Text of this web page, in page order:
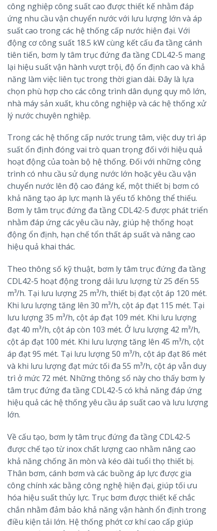
công nghiệp công suất cao được thiết kế nhằm đáp
ứng nhu cầu vận chuyển nước với lưu lượng lớn và áp
suất cao trong các hệ thống cấp nước hiện đại. Với
động cơ công suất 18.5 kW cùng kết cấu đa tầng cánh
tiên tiến, bơm ly tâm trục đứng đa tầng CDL42-5 mang
lại hiệu suất vận hành vượt trội, độ ổn định cao và khả
năng làm việc liên tục trong thời gian dài. Đây là lựa
chọn phù hợp cho các công trình dân dụng quy mô lớn,
nhà máy sản xuất, khu công nghiệp và các hệ thống xử
lý nước chuyên nghiệp.
Trong các hệ thống cấp nước trung tâm, việc duy trì áp
suất ổn định đóng vai trò quan trọng đối với hiệu quả
hoạt động của toàn bộ hệ thống. Đối với những công
trình có nhu cầu sử dụng nước lớn hoặc yêu cầu vận
chuyển nước lên độ cao đáng kể, một thiết bị bơm có
khả năng tạo áp lực mạnh là yếu tố không thể thiếu.
Bơm ly tâm trục đứng đa tầng CDL42-5 được phát triển
nhằm đáp ứng các yêu cầu này, giúp hệ thống hoạt
động ổn định, hạn chế tổn thất áp suất và nâng cao
hiệu quả khai thác.
Theo thông số kỹ thuật, bơm ly tâm trục đứng đa tầng
CDL42-5 hoạt động trong dải lưu lượng từ 25 đến 55
m³/h. Tại lưu lượng 25 m³/h, thiết bị đạt cột áp 120 mét.
Khi lưu lượng tăng lên 30 m³/h, cột áp đạt 115 mét. Tại
lưu lượng 35 m³/h, cột áp đạt 109 mét. Khi lưu lượng
đạt 40 m³/h, cột áp còn 103 mét. Ở lưu lượng 42 m³/h,
cột áp đạt 100 mét. Khi lưu lượng tăng lên 45 m³/h, cột
áp đạt 95 mét. Tại lưu lượng 50 m³/h, cột áp đạt 86 mét
và khi lưu lượng đạt mức tối đa 55 m³/h, cột áp vẫn duy
trì ở mức 72 mét. Những thông số này cho thấy bơm ly
tâm trục đứng đa tầng CDL42-5 có khả năng đáp ứng
hiệu quả các hệ thống yêu cầu áp suất cao và lưu lượng
lớn.
Về cấu tạo, bơm ly tâm trục đứng đa tầng CDL42-5
được chế tạo từ inox chất lượng cao nhằm nâng cao
khả năng chống ăn mòn và kéo dài tuổi thọ thiết bị.
Thân bơm, cánh bơm và các buồng áp lực được gia
công chính xác bằng công nghệ hiện đại, giúp tối ưu
hóa hiệu suất thủy lực. Trục bơm được thiết kế chắc
chắn nhằm đảm bảo khả năng vận hành ổn định trong
điều kiện tải lớn. Hệ thống phớt cơ khí cao cấp giúp